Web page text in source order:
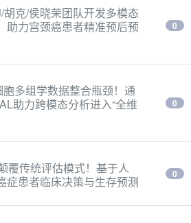
克/侯晓荣团队开发多模态
助力宫颈癌患者精准预后预
0
多组学数据整合瓶颈！通
助力跨模态分析进入“全维
0
覆传统评估模式！基于人
症患者临床决策与生存预测
0